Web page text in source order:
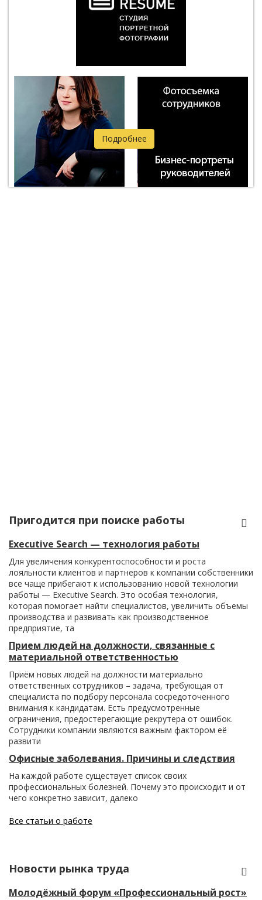
Подробнее
Пригодится при поиске работы
Executive Search — технология работы
Для увеличения конкурентоспособности и роста
лояльности клиентов и партнеров к компании собственники
все чаще прибегают к использованию новой технологии
работы — Executive Search. Это особая технология,
которая помогает найти специалистов, увеличить объемы
производства и развивать как производственное
предприятие, та
Прием людей на должности, связанные с
материальной ответственностью
Приём новых людей на должности материально
ответственных сотрудников – задача, требующая от
специалиста по подбору персонала сосредоточенного
внимания к кандидатам. Есть предусмотренные
ограничения, предостерегающие рекрутера от ошибок.
Сотрудники компании являются важным фактором её
развити
Офисные заболевания. Причины и следствия
На каждой работе существует список своих
профессиональных болезней. Почему это происходит и от
чего конкретно зависит, далеко
Все статьи о работе
Новости рынка труда
Молодёжный форум «Профессиональный рост»